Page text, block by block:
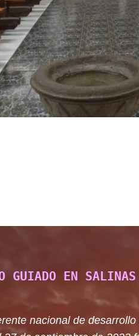
GUIADO EN
nacional de